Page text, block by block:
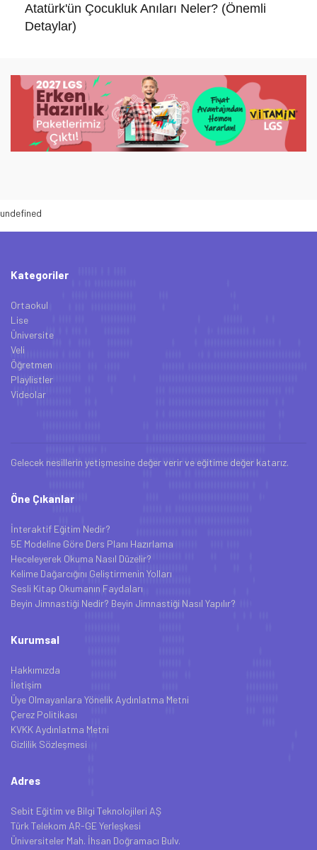
Atatürk'ün Çocukluk Anıları Neler? (Önemli
Detaylar)
undefined
Kategoriler
Ortaokul
Lise
Üniversite
Veli
Öğretmen
Playlistler
Videolar
Gelecek nesillerin yetişmesine değer verir ve eğitime değer katarız.
Öne Çıkanlar
İnteraktif Eğitim Nedir?
5E Modeline Göre Ders Planı Hazırlama
Heceleyerek Okuma Nasıl Düzelir?
Kelime Dağarcığını Geliştirmenin Yolları
Sesli Kitap Okumanın Faydaları
Beyin Jimnastiği Nedir? Beyin Jimnastiği Nasıl Yapılır?
Kurumsal
Hakkımızda
İletişim
Üye Olmayanlara Yönelik Aydınlatma Metni
Çerez Politikası
KVKK Aydınlatma Metni
Gizlilik Sözleşmesi
Adres
Sebit Eğitim ve Bilgi Teknolojileri AŞ
Türk Telekom AR-GE Yerleşkesi
Üniversiteler Mah. İhsan Doğramacı Bulv.